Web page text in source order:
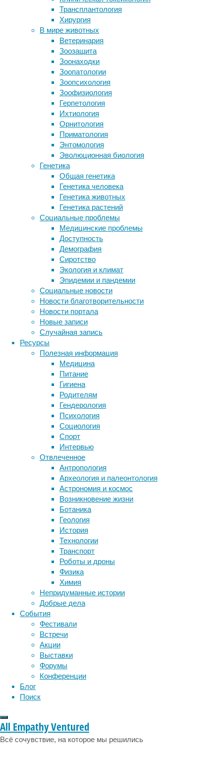
Трансплантология
Хирургия
В мире животных
Ветеринария
Зоозащита
Зоонаходки
Зоопатологии
Зоопсихология
Зоофизиология
Герпетология
Ихтиология
Орнитология
Приматология
Энтомология
Эволюционная биология
Генетика
Общая генетика
Генетика человека
Генетика животных
Генетика растений
Социальные проблемы
Медицинские проблемы
Доступность
Демография
Сиротство
Экология и климат
Эпидемии и пандемии
Социальные новости
Новости благотворительности
Новости портала
Новые записи
Случайная запись
Ресурсы
Полезная информация
Медицина
Питание
Гигиена
Родителям
Гендерология
Психология
Социология
Спорт
Интервью
Отвлеченное
Антропология
Археология и палеонтология
Астрономия и космос
Возникновение жизни
Ботаника
Геология
История
Технологии
Транспорт
Роботы и дроны
Физика
Химия
Непридуманные истории
Добрые дела
События
Фестивали
Встречи
Акции
Выставки
Форумы
Конференции
Блог
Поиск
All Empathy Ventured
Всё сочувствие, на которое мы решились
как
ссорятся
их
старые
знакомые,
обезьяны
могут
учиться
тому,
как
самим
не
попадать
такие
ситуации.
Мы
часто
слышим,
что
людям
нравится
смотреть
фильмы
с
драками,
убийствами,
хорроры,
триллеры
д.
общем,
то,
что
называется
жестоким
контентом.
Объясняют
это
испорченностью
современного
общества,
или
общей
жестокостью
человека,
или
ещё
чем-
то
таким,
что
относится
к
тайным
и
тёмным
вот
сотрудники
птицы стали меньше
Синицы оказались сторонниками
жилищной сегрегации
Редактирование генома превратили в
цепную реакцию
Ученые нашли, где в организме ВИЧ
скрывается от лечения
Учёные работают над таблетками,
способными заменить поход в
спортзал
Следите за новостями
Метки
ДНК бактерии биология
биотехнология вирусы
генетика дети
здоровье
инструменты и методы
исследования
лекарства медицина
мозг наука
нейробиология
нейрофизиология
поведение
сон социальные проблемы
физиология
эмоции